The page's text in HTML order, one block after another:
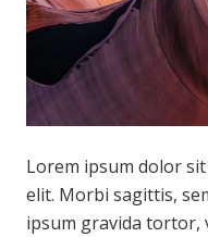
Lorem ipsum dolor
elit. Morbi sagittis,
ipsum gravida tortor,